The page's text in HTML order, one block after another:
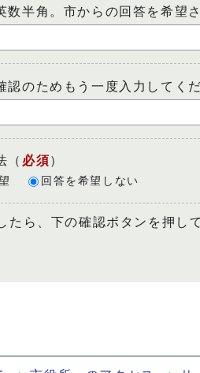
数半角。市からの回答を希望
認のためもう一度入力してくだ
（ 必須）
回答を希望しない
たら、下の確認ボタンを押し